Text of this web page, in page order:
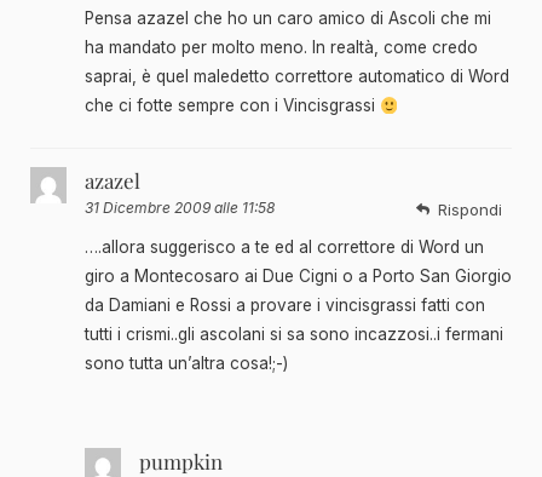
Pensa azazel che ho un caro amico di Ascoli che mi
ha mandato per molto meno. In realtà, come credo
saprai, è quel maledetto correttore automatico di Word
che ci fotte sempre con i Vincisgrassi
azazel
31 Dicembre 2009 alle 11:58
….allora suggerisco a te ed al correttore di Word un
giro a Montecosaro ai Due Cigni o a Porto San Giorgio
da Damiani e Rossi a provare i vincisgrassi fatti con
tutti i crismi..gli ascolani si sa sono incazzosi..i fermani
sono tutta un’altra cosa!;-)
Rispondi
pumpkin